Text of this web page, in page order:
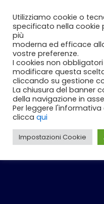
contenuto
Utilizziamo cookie o
specificato nella cookie
più
moderna ed efficace
vostre preferenze.
I cookies non
modificare questa
cliccando su gestione
La chiusura del banner
della navigazione in
Per leggere
clicca qui
Impostazioni Cookie